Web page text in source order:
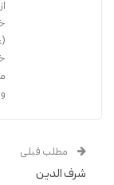
مطلب قبلی
شرف الدین